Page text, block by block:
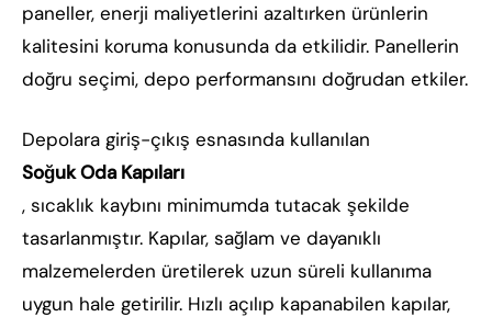
paneller, enerji maliyetlerini azaltırken ürünlerin
kalitesini koruma konusunda da etkilidir. Panellerin
doğru seçimi, depo performansını doğrudan etkiler.
Depolara giriş-çıkış esnasında kullanılan
Soğuk Oda Kapıları
, sıcaklık kaybını minimumda tutacak şekilde
tasarlanmıştır. Kapılar, sağlam ve dayanıklı
malzemelerden üretilerek uzun süreli kullanıma
uygun hale getirilir. Hızlı açılıp kapanabilen kapılar,